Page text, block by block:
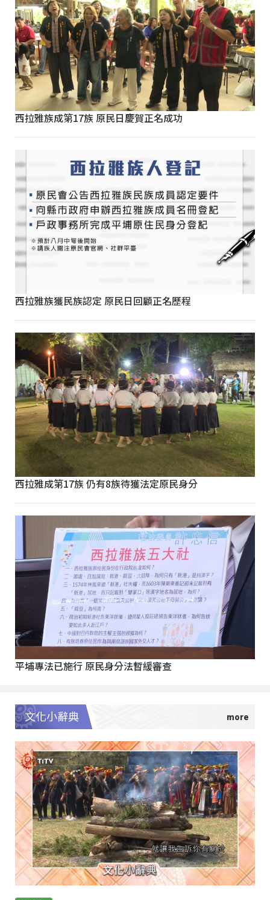
西拉雅族成第17族 原民日慶賀正名成功
西拉雅族獲民族認定 原民日回顧正名歷程
西拉雅成第17族 仍有8族待獲法定原民身分
平埔專法已施行 原民身分法暫緩審查
文化小辭典